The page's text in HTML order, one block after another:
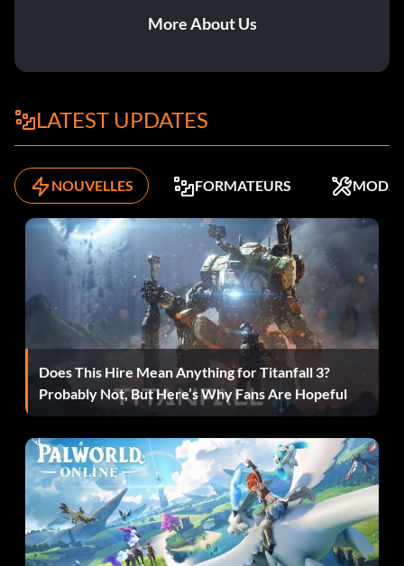
More About Us
LATEST UPDATES
NOUVELLES FORMATEURS MODS
Does This Hire Mean Anything for Titanfall 3?
Probably Not, But Here’s Why Fans Are Hopeful